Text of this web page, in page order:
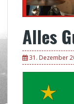
Alles
31. Dezember